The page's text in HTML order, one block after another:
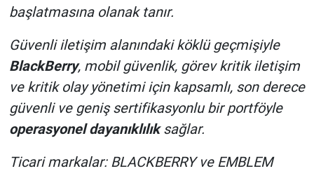
başlatmasına olanak tanır.
Güvenli iletişim alanındaki köklü geçmişiyle
BlackBerry, mobil güvenlik, görev kritik iletişim
ve kritik olay yönetimi için kapsamlı, son derece
güvenli ve geniş sertifikasyonlu bir portföyle
operasyonel dayanıklılıksağlar.
Ticari markalar: BLACKBERRY ve EMBLEM